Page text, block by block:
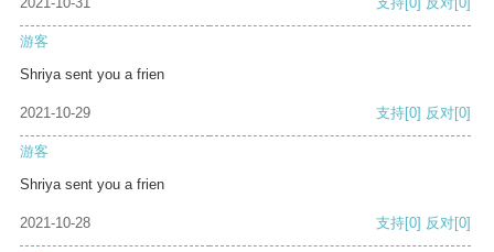
游客
Shriya sent you a frien
2021-10-29 支持[0] 反对[0]
游客
Shriya sent you a frien
2021-10-28 支持[0] 反对[0]